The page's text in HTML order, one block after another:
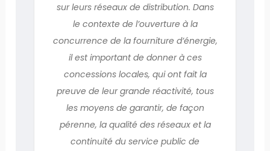
sur leurs réseaux de distribution. Dans
le contexte de l’ouverture à la
concurrence de la fourniture d’énergie,
il est important de donner à ces
concessions locales, qui ont fait la
preuve de leur grande réactivité, tous
les moyens de garantir, de façon
pérenne, la qualité des réseaux et la
continuité du service public de